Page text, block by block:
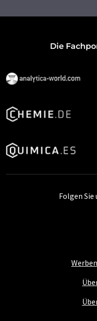
Die
Folgen Sie